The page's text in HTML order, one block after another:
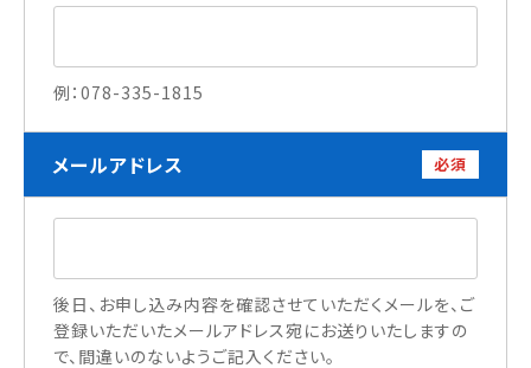
卒業生の方へ・
企業担当者の方へ
保護者の方へ
ブログ
職員採用情報
例：078-335-1815
メールアドレス 必須
後日、お申し込み内容を確認させていただくメールを、ご
登録いただいたメールアドレス宛にお送りいたしますの
で、間違いのないようご記入ください。